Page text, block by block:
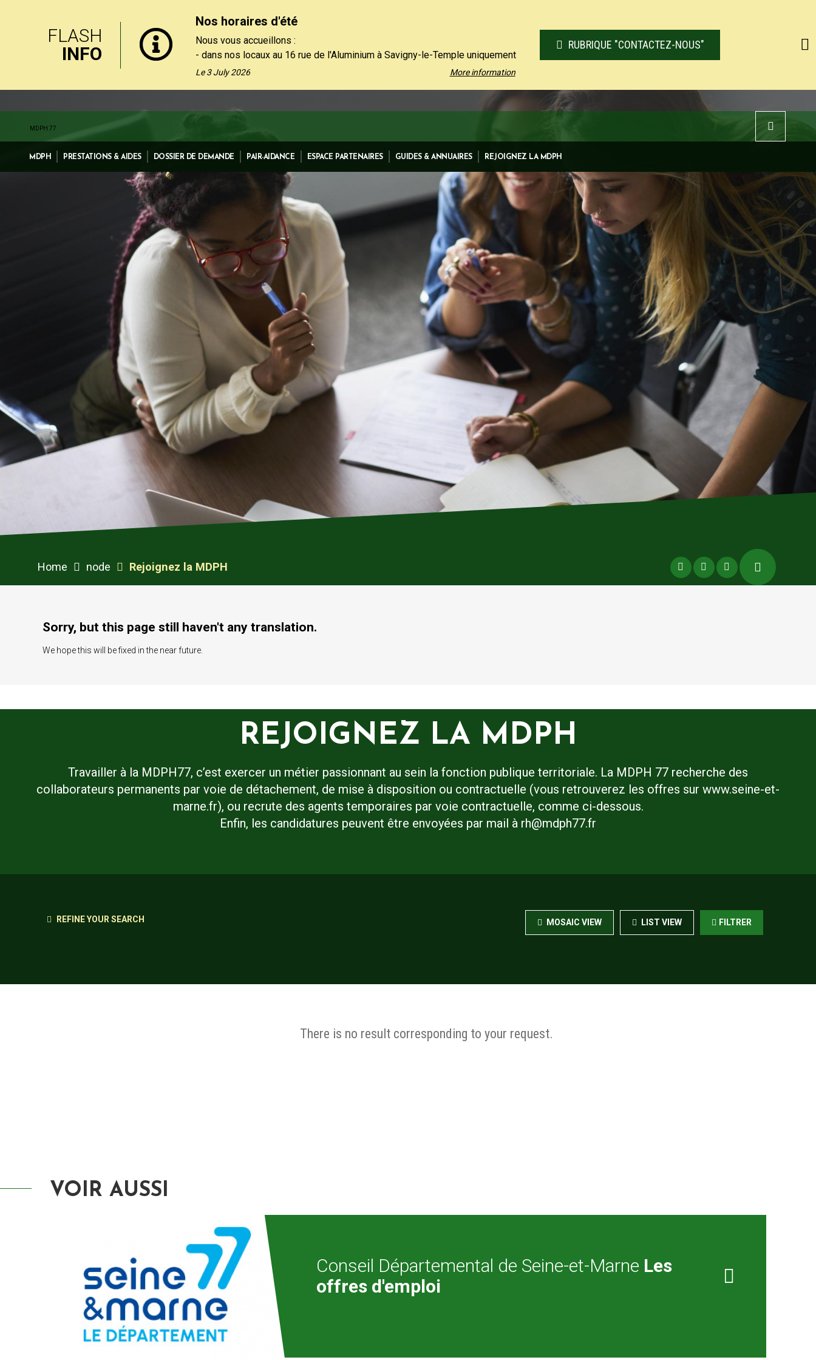
FLASH
INFO
Nos horaires d'été
More information
Nous vous accueillons :
- dans nos locaux au 16 rue de l'Aluminium à Savigny-le-Temple uniquement
le matin, du lundi au vendredi de 9h à 12h30.
rubrique "Contactez-nous".
Le 3 July 2026
RUBRIQUE "CONTACTEZ-NOUS"
MDPH 77
MDPH PRESTATIONS & AIDES DOSSIER DE DEMANDE PAIR-AIDANCE ESPACE PARTENAIRES GUIDES & ANNUAIRES REJOIGNEZ LA MDPH
Home node Rejoignez la MDPH
Sorry, but this page still haven't any translation.
We hope this will be fixed in the near future.
REJOIGNEZ LA MDPH
Travailler à la MDPH77, c’est exercer un métier passionnant au sein la fonction publique territoriale. La MDPH 77 recherche des
collaborateurs permanents par voie de détachement, de mise à disposition ou contractuelle (vous retrouverez les offres sur www.seine-et-
marne.fr), ou recrute des agents temporaires par voie contractuelle, comme ci-dessous.
Enfin, les candidatures peuvent être envoyées par mail à rh@mdph77.fr
REFINE YOUR SEARCH MOSAIC VIEW LIST VIEW FILTRER
There is no result corresponding to your request.
VOIR AUSSI
Conseil Départemental de Seine-et-Marne Les
offres d'emploi